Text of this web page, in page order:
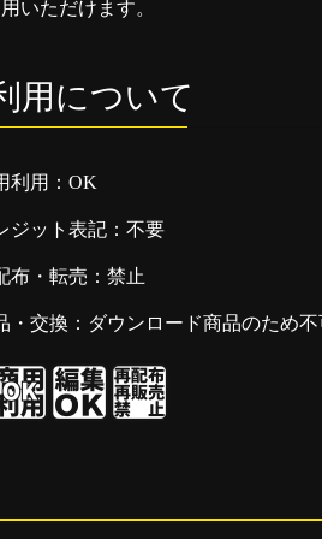
いただけます。
用について
利用：OK
ジット表記：不要
布・転売：禁止
・交換：ダウンロード商品のため不